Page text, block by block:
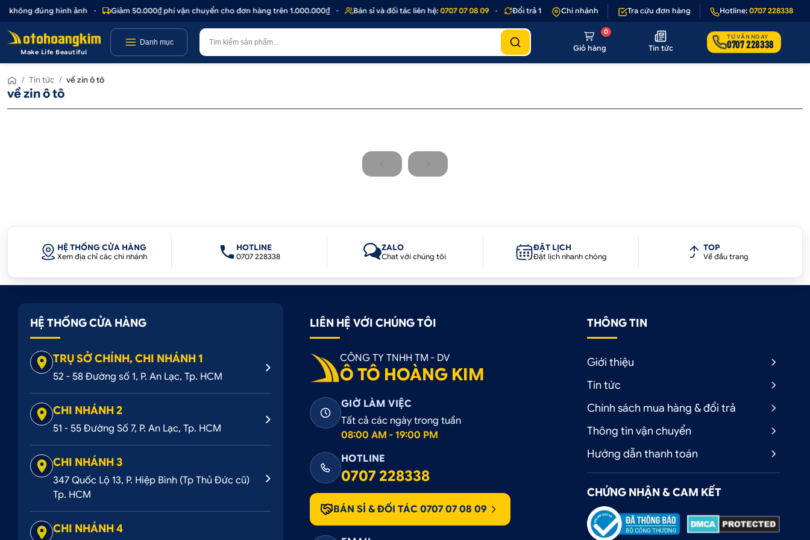
không đúng hình ảnh Giảm 50.000₫ phí vận chuyển cho đơn hàng trên 1.000.000₫ Bán sỉ và đối tác liên hệ:0707 07 08 09 Đổi trả 1 - 1 nếu sản phẩm lỗi hoặc không đúng hình ảnh • Giảm 50.000₫ phí
Chi nhánh Tra cứu đơn hàng Hotline: 0707 228338
Make Life Beautiful
Danh mục
Giỏ hàng
0
Tin tức
TƯ VẤN NGAY
0707 228338
/ Tin tức / về zin ô tô
về zin ô tô
HỆ THỐNG CỬA HÀNG
Xem địa chỉ các chi nhánh
HOTLINE
0707 228338
ZALO
Chat với chúng tôi
ĐẶT LỊCH
Đặt lịch nhanh chóng
TOP
Về đầu trang
HỆ THỐNG CỬA HÀNG
TRỤ SỞ CHÍNH, CHI NHÁNH 1
52 - 58 Đường số 1, P. An Lạc, Tp. HCM
CHI NHÁNH 2
51 - 55 Đường Số 7, P. An Lạc, Tp. HCM
CHI NHÁNH 3
347 Quốc Lộ 13, P. Hiệp Bình (Tp Thủ Đức cũ)
Tp. HCM
CHI NHÁNH 4
LIÊN HỆ VỚI CHÚNG TÔI
CÔNG TY TNHH TM - DV
Ô TÔ HOÀNG KIM
GIỜ LÀM VIỆC
Tất cả các ngày trong tuần
08:00 AM - 19:00 PM
HOTLINE
0707 228338
BÁN SỈ & ĐỐI TÁC 0707 07 08 09
THÔNG TIN
Giới thiệu
Tin tức
Chính sách mua hàng & đổi trả
Thông tin vận chuyển
Hướng dẫn thanh toán
CHỨNG NHẬN & CAM KẾT